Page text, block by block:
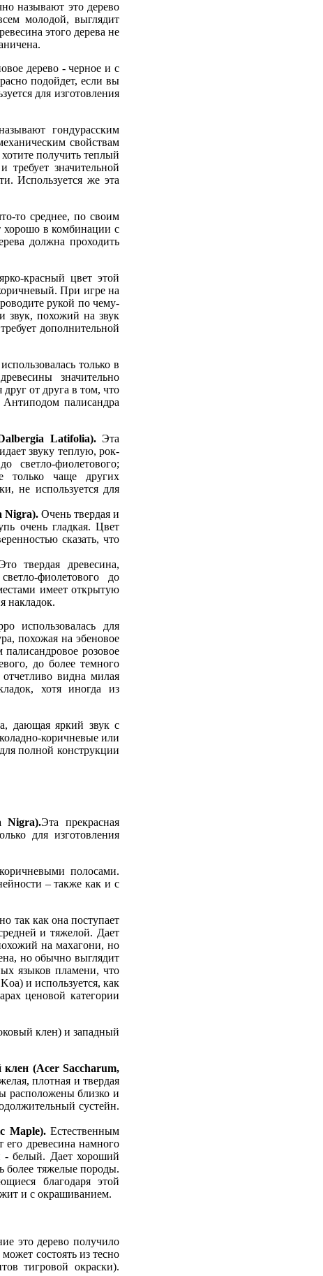
называют это дерево
молодой, выглядит
этого дерева не
дерево - черное и с
подойдет, если вы
для изготовления
гондурасским
свойствам
получить теплый
значительной
Используется же эта
то среднее, по своим
хорошо в комбинации с
должна проходить
красный цвет этой
При игре на
рукой по чему-
звук, похожий на звук
дополнительной
только в
значительно
от друга в том, что
Антиподом палисандра
Latifolia). Эта
звуку теплую, рок-
светло-фиолетового;
только чаще других
не используется для
Nigra). Очень твердая и
очень гладкая. Цвет
сказать, что
твердая древесина,
фиолетового до
имеет открытую
накладок.
использовалась для
похожая на эбеновое
розовое
до более темного
видна милая
хотя иногда из
дающая яркий звук с
коричневые или
полной конструкции
Nigra).Эта прекрасная
для изготовления
полосами.
– также как и с
так как она поступает
и тяжелой. Дает
на махагони, но
но обычно выглядит
языков пламени, что
и используется, как
ценовой категории
клен) и западный
(Acer Saccharum,
плотная и твердая
расположены близко и
сустейн.
Maple). Естественным
его древесина намного
- белый. Дает хороший
более тяжелые породы.
благодаря этой
и с окрашиванием.
это дерево получило
состоять из тесно
тигровой окраски).